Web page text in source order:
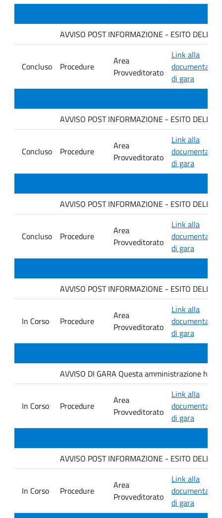
AVVISO POST INFORMAZIONE - ESITO
Concluso Procedure
Area
Provveditorato
Link alla
di gara
AVVISO POST INFORMAZIONE - ESITO
Concluso Procedure
Area
Provveditorato
Link alla
di gara
AVVISO POST INFORMAZIONE - ESITO
Concluso Procedure
Area
Provveditorato
Link alla
di gara
AVVISO POST INFORMAZIONE - ESITO DELLA
In Corso Procedure
Area
Provveditorato
Link alla
di gara
AVVISO DI GARA Questa amministrazione ha
In Corso Procedure
Area
Provveditorato
Link alla
di gara
AVVISO POST INFORMAZIONE - ESITO DELLA
In Corso Procedure
Area
Provveditorato
Link alla
di gara